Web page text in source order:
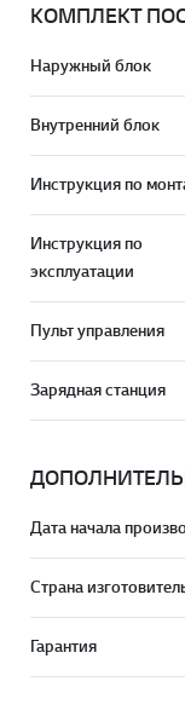
КОМПЛЕКТ
Наружный блок
Внутренний блок
Инструкция по
Инструкция по
эксплуатации
Пульт управления
Зарядная станция
Дата начала
Страна
Гарантия